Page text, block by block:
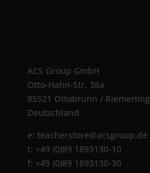
ACS Group GmbH
Otto-Hahn-Str. 38a
85521 Ottobrunn / Riemerling
Deutschland
e: teacherstore@acsgroup.de
t: +49 (0)89 1893130-10
f: +49 (0)89 1893130-30